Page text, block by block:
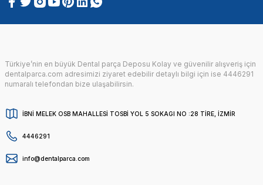
Türkiye’nin en büyük Dental parça Deposu Kolay ve güvenilir alışveriş için
dentalparca.com adresimizi ziyaret edebilir detaylı bilgi için ise 4446291
numaralı telefondan bize ulaşabilirsin.
İBNİ MELEK OSB MAHALLESİ TOSBİ YOL 5 SOKAGI NO :28 TİRE, İZMİR
4446291
info@dentalparca.com